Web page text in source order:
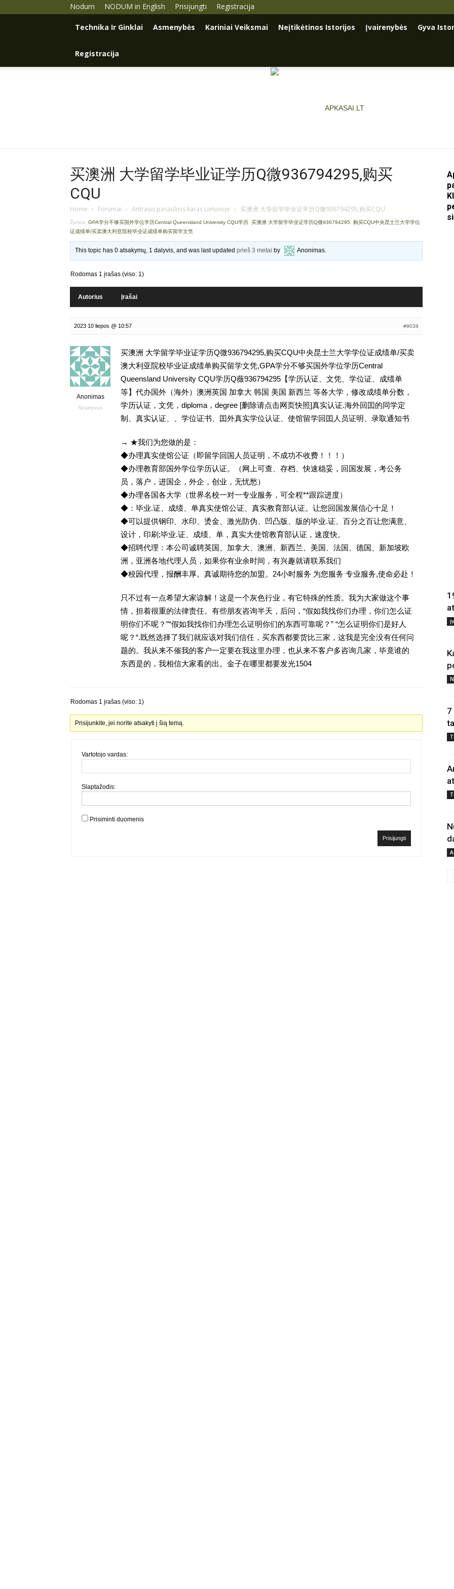
Nodum NODUM in English Prisijungti Registracija
Technika Ir Ginklai Asmenybės Kariniai Veiksmai Neįtikėtinos Istorijos Įvairenybės Gyva
Registracija
买澳洲 大学留学毕业证学历Q微936794295,购买
CQU
Home › Forumai › Antrasis pasaulinis karas Lietuvoje › 买澳洲 大学留学毕业证学历Q微936794295,购买CQU
Žymos: GPA学分不够买国外学位学历Central Queensland University CQU学历, 买澳洲 大学留学毕业证学历Q微936794295, 购买CQU中央昆士兰大学学位
证成绩单/买卖澳大利亚院校毕业证成绩单购买留学文凭
This topic has 0 atsakymų, 1 dalyvis, and was last updatedprieš 3 metai by Anonimas.
Rodomas 1 įrašas (viso: 1)
Autorius Įrašai
2023 10 liepos @ 10:57 #9039
Anonimas
Neaktyvus
买澳洲 大学留学毕业证学历Q微936794295,购买CQU中央昆士兰大学学位证成绩单/买卖
澳大利亚院校毕业证成绩单购买留学文凭,GPA学分不够买国外学位学历Central
Queensland University CQU学历Q薇936794295【学历认证、文凭、学位证、成绩单
等】代办国外（海外）澳洲英国 加拿大 韩国 美国 新西兰 等各大学，修改成绩单分数，
学历认证，文凭，diploma，degree [删除请点击网页快照]真实认证.海外回囯的同学定
制、真实认证、、学位证书、囯外真实学位认证、使馆留学回囯人员证明、录取通知书
→ ★我们为您做的是：
◆办理真实使馆公证（即留学回国人员证明，不成功不收费！！！）
◆办理教育部国外学位学历认证。（网上可查、存档、快速稳妥，回国发展，考公务
员，落户，进国企，外企，创业，无忧愁）
◆办理各国各大学（世界名校一对一专业服务，可全程**跟踪进度）
◆：毕业.证、成绩、单真实使馆公证、真实教育部认证。让您回国发展信心十足！
◆可以提供钢印、水印、烫金、激光防伪、凹凸版、版的毕业.证、百分之百让您满意、
设计，印刷;毕业.证、成绩、单，真实大使馆教育部认证，速度快。
◆招聘代理：本公司诚聘英国、加拿大、澳洲、新西兰、美国、法国、德国、新加坡欧
洲，亚洲各地代理人员，如果你有业余时间，有兴趣就请联系我们
◆校园代理，报酬丰厚。真诚期待您的加盟。24小时服务 为您服务 专业服务,使命必赴！
只不过有一点希望大家谅解！这是一个灰色行业，有它特殊的性质。我为大家做这个事
情，担着很重的法律责任。有些朋友咨询半天，后问，“假如我找你们办理，你们怎么证
明你们不呢？”“假如我找你们办理怎么证明你们的东西可靠呢？” “怎么证明你们是好人
呢？“.既然选择了我们就应该对我们信任，买东西都要货比三家，这我是完全没有任何问
题的。我从来不催我的客户一定要在我这里办理，也从来不客户多咨询几家，毕竟谁的
东西是的，我相信大家看的出。金子在哪里都要发光1504
Rodomas 1 įrašas (viso: 1)
Prisijunkite, jei norite atsakyti į šią temą.
Vartotojo vardas:
Slaptažodis:
Prisiminti duomenis
Prisijungti
7